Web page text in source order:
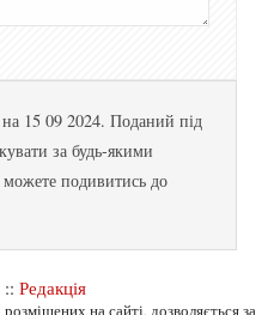
на 15 09 2024. Поданий під
за будь-якими
подивитись до
:: Редакція